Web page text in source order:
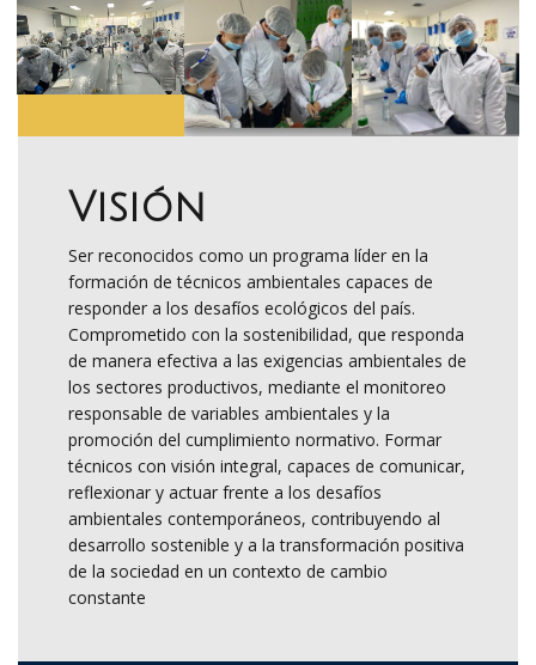
Visión
Ser reconocidos como un programa líder en la
formación de técnicos ambientales capaces de
responder a los desafíos ecológicos del país.
Comprometido con la sostenibilidad, que responda
de manera efectiva a las exigencias ambientales de
los sectores productivos, mediante el monitoreo
responsable de variables ambientales y la
promoción del cumplimiento normativo. Formar
técnicos con visión integral, capaces de comunicar,
reflexionar y actuar frente a los desafíos
ambientales contemporáneos, contribuyendo al
desarrollo sostenible y a la transformación positiva
de la sociedad en un contexto de cambio
constante